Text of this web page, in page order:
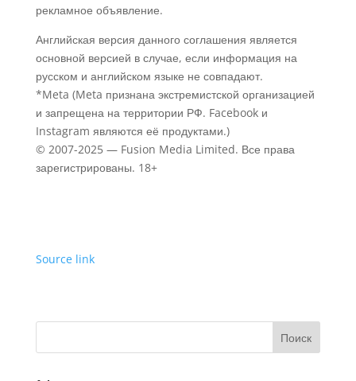
рекламное объявление.
Английская версия данного соглашения является
основной версией в случае, если информация на
русском и английском языке не совпадают.
*Meta (Meta признана экстремистской организацией
и запрещена на территории РФ. Facebook и
Instagram являются её продуктами.)
© 2007-2025— Fusion Media Limited. Все права
зарегистрированы. 18+
Source link
Поиск